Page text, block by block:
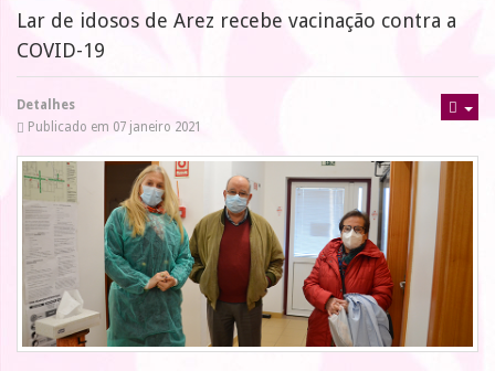
Lar de idosos de Arez recebe vacinação contra a
COVID-19
Detalhes
Publicado em 07 janeiro 2021